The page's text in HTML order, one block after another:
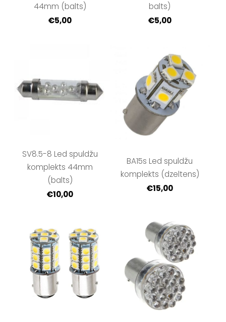
44mm (balts)
€5,00
balts)
€5,00
SV8.5-8 Led spuldžu
komplekts 44mm
(balts)
€10,00
BA15s Led spuldžu
komplekts (dzeltens)
€15,00